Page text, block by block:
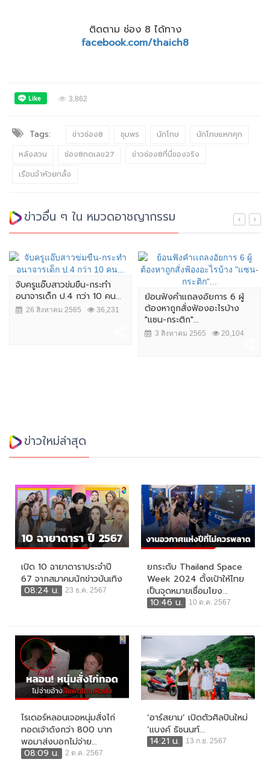
ติดตาม ช่อง 8 ได้ทาง
facebook.com/thaich8
3,862
Tags: ข่าวช่อง8 ชุมพร นักโทษ
นักโทษแหกคุก
หลังสวน
ช่อง8กดเลข27
ข่าวช่อง8ที่นี่ของจริง
เรือนจำห้วยกลั้ง
ข่าวอื่น ๆ ใน หมวดอาชญากรรม
จับครูแอ๊บสาวข่มขืน-กระทำ
อนาจารเด็ก ป.4 กว่า 10 คน...
26 สิงหาคม 2565 36,231
ย้อนฟังคำเเถลงอัยการ 6 ผู้
ต้องหาถูกสั่งฟ้องอะไรบ้าง
"แซน-กระติก"...
3 สิงหาคม 2565 20,104
ข่าวใหม่ล่าสุด
เปิด 10 ฉายาดาราประจำปี
67 จากสมาคมนักข่าวบันเทิง
08:24 น.
23 ธ.ค. 2567
ยกระดับ Thailand Space
Week 2024 ตั้งเป้าให้ไทย
เป็นจุดหมายเชื่อมโยง...
10:46 น.
10 ต.ค. 2567
ไรเดอร์หลอนเจอหนุ่มสั่งไก่
ทอดเจ้าดังกว่า 800 บาท
พอมาส่งบอกไม่จ่าย...
08:09 น.
2 ต.ค. 2567
‘อาร์สยาม’ เปิดตัวศิลปินใหม่
‘แบงค์ ธัชนนท์...
14:21 น.
13 ก.ย. 2567